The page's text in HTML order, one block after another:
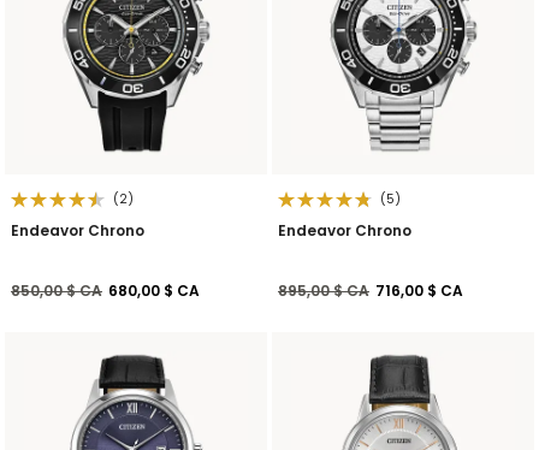
(2)
Endeavor Chrono
Prix réduit de
850,00 $ CAà680,00 $ CA
(5)
Endeavor Chrono
Prix réduit de
895,00 $ CAà716,00 $ CA